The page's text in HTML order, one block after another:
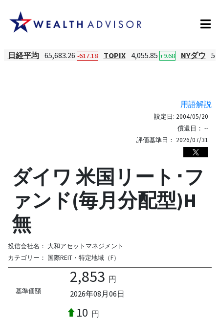
日経平均 65,683.26 -617.18 TOPIX 4,055.85 +9.68 NYダウ
用語解説
設定日: 2004/05/20
償還日： --
評価基準日： 2026/07/31
ダイワ 米国リート･フ
ァンド(毎月分配型)H
無
投信会社名： 大和アセットマネジメント
カテゴリー： 国際REIT・特定地域（F）
基準価額
2,853 円
2026年08月06日
10 円